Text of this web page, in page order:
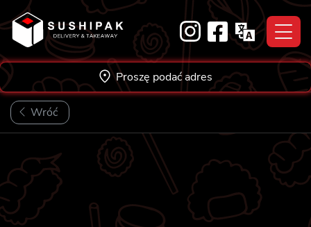
to
content
Proszę podać adres
Wróć